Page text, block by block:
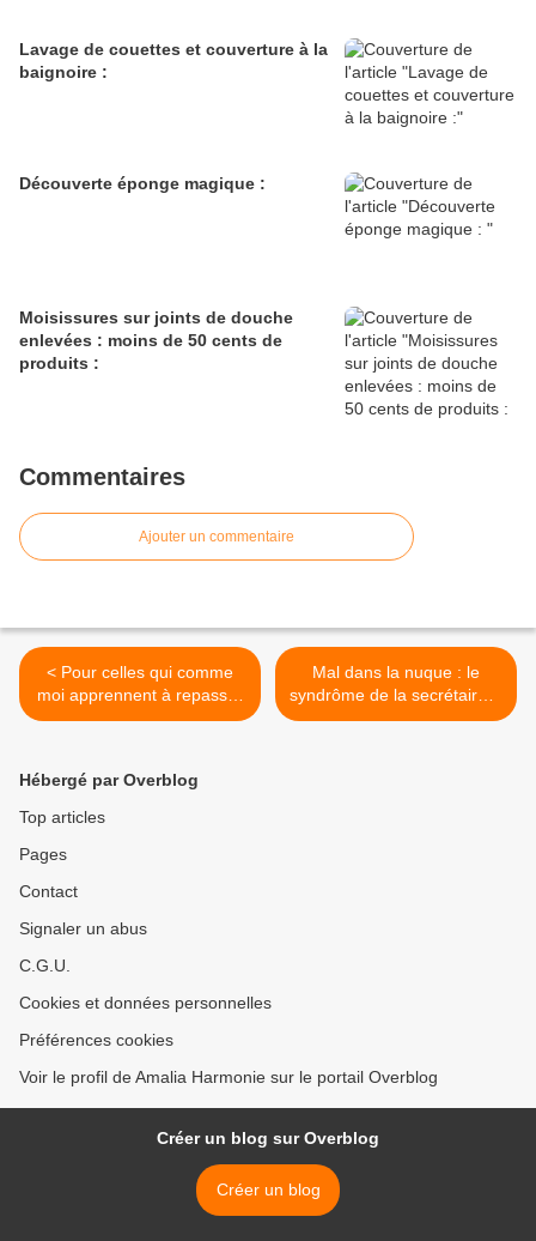
Lavage de couettes et couverture à la
baignoire :
Découverte éponge magique :
Moisissures sur joints de douche
enlevées : moins de 50 cents de
produits :
Commentaires
Ajouter un commentaire
< Pour celles qui comme
moi apprennent à repasser
à 50 ans :
Mal dans la nuque : le
syndrôme de la secrétaire :)
>
Hébergé par Overblog
Top articles
Pages
Contact
Signaler un abus
C.G.U.
Cookies et données personnelles
Préférences cookies
Voir le profil de Amalia Harmonie sur le portail Overblog
Créer un blog sur Overblog
Créer un blog